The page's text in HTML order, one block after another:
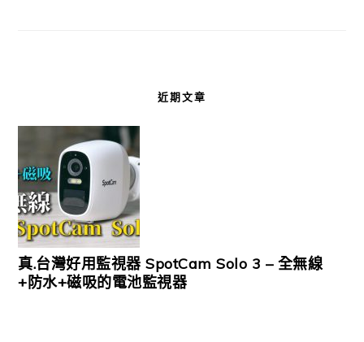
近期文章
真.台灣好用監視器 SpotCam Solo 3 – 全無線
+防水+磁吸的電池監視器